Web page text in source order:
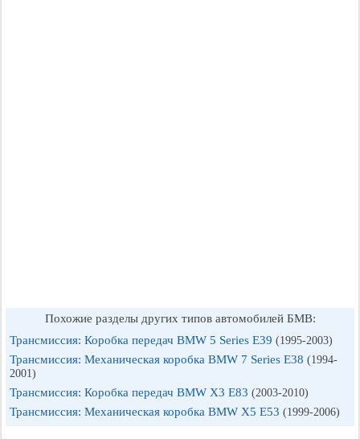
Похожие разделы других типов автомобилей БМВ:
Трансмиссия: Коробка передач BMW 5 Series E39 (1995-2003)
Трансмиссия: Механическая коробка BMW 7 Series E38 (1994-
2001)
Трансмиссия: Коробка передач BMW X3 E83 (2003-2010)
Трансмиссия: Механическая коробка BMW X5 E53 (1999-2006)